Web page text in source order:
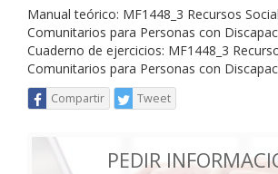
Manual teórico: MF1448_3 Recursos
Comunitarios para Personas con
Cuaderno de ejercicios: MF1448_3
Comunitarios para Personas con
Compartir Tweet
PEDIR